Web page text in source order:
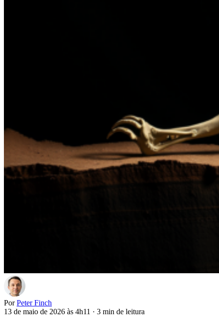
Por Peter Finch
13 de maio de 2026 às 4h11 · 3 min de leitura